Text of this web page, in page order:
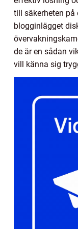
till säkerheten på
blogginlägget
de är en sådan
vill känna sig